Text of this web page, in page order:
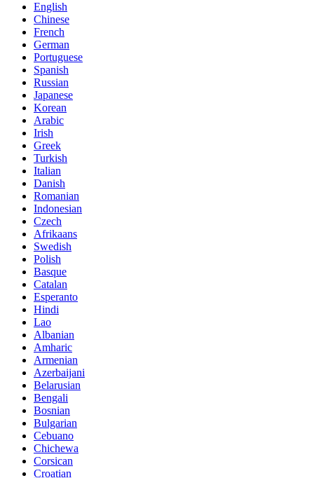
English
Chinese
French
German
Portuguese
Spanish
Russian
Japanese
Korean
Arabic
Irish
Greek
Turkish
Italian
Danish
Romanian
Indonesian
Czech
Afrikaans
Swedish
Polish
Basque
Catalan
Esperanto
Hindi
Lao
Albanian
Amharic
Armenian
Azerbaijani
Belarusian
Bengali
Bosnian
Bulgarian
Cebuano
Chichewa
Corsican
Croatian